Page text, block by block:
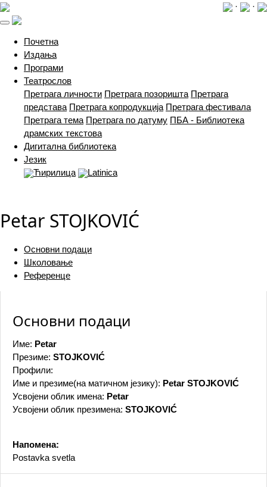
· ·
Почетна(current)
Издања
Програми
Театрослов
Претрага личности Претрага позоришта Претрага
представа Претрага копродукција Претрага фестивала
Претрага тема Претрага по датуму ПБА - Библиотека
драмских текстова
Дигитална библиотека
Језик
Ћирилица
Latinica
Petar STOJKOVIĆ
Основни подаци
Школовање
Референце
Основни подаци
Име: Petar
Презиме: STOJKOVIĆ
Профили:
Име и презиме(на матичном језику): Petar STOJKOVIĆ
Усвојени облик имена: Petar
Усвојени облик презимена: STOJKOVIĆ
Напомена:
Postavka svetla